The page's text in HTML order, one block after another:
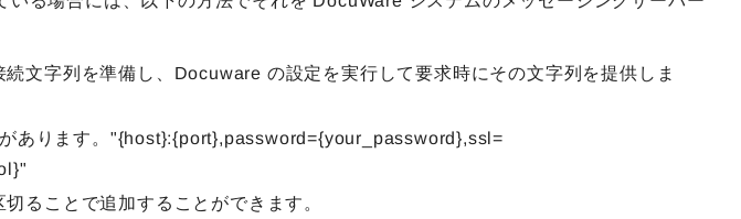
文字列を準備し、Docuware の設定を実行して要求時にその文字列を提供しま
あります。"{host}:{port},password={your_password},ssl=
ることで追加することができます。